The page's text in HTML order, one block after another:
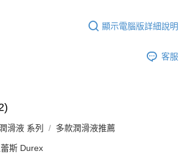
顯示電腦版詳細說明
客服
滑液 系列 多款潤滑液推薦
斯 Durex